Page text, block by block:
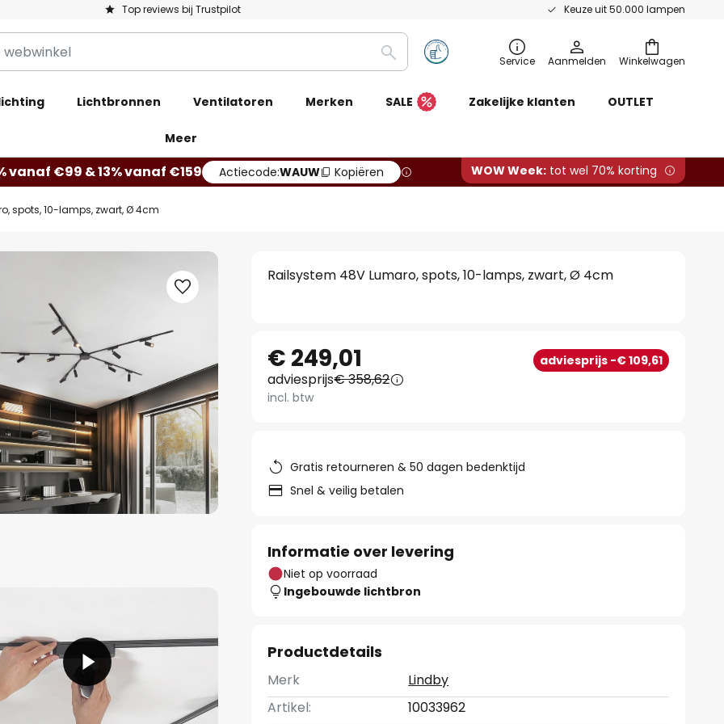
Top reviews bij Trustpilot Keuze uit 50.000 lampen
Winkelwagen
Zoeken Service Aanmelden
Lichtbronnen Ventilatoren Merken SALE Zakelijke klanten OUTLET
Meer
vanaf €99 & 13% vanaf €159 Actiecode:WAUW Kopiëren WOW Week: tot wel 70% korting
spots, 10-lamps, zwart, Ø 4cm
Railsystem 48V Lumaro, spots, 10-lamps, zwart, Ø 4cm
€ 249,01 adviesprijs -€ 109,61
adviesprijs€ 358,62
incl. btw
Gratis retourneren & 50 dagen bedenktijd
Snel & veilig betalen
Informatie over levering
Niet op voorraad
Ingebouwde lichtbron
Productdetails
Merk
Lindby
Artikel:
10033962